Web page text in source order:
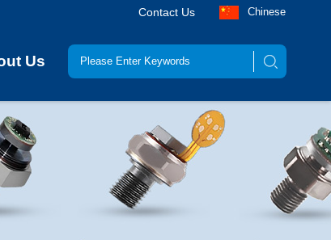
Chinese
Contact Us
Us